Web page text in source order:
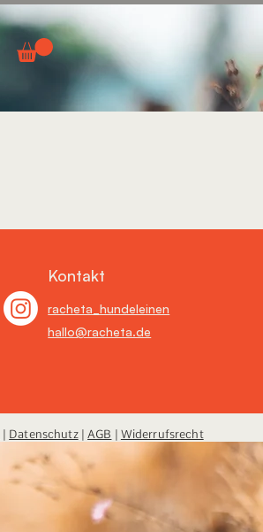
Kontakt
racheta_hundeleinen
hallo@racheta.de
Datenschutz|AGB Widerrufsrecht